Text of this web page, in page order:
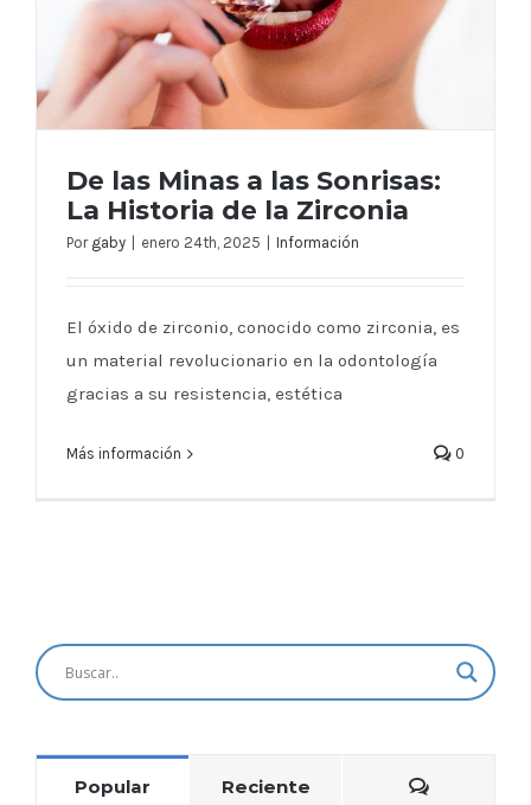
De las Minas a las Sonrisas:
La Historia de la Zirconia
Por gaby enero 24th, 2025 Información
El óxido de zirconio, conocido como zirconia, es
un material revolucionario en la odontología
gracias a su resistencia, estética
Más información 0
Popular Reciente